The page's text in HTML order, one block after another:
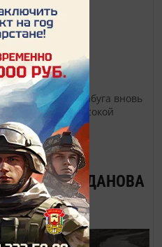
прудах. Елабуга вновь
ценителей высокой
Андрея БОГДАНОВА